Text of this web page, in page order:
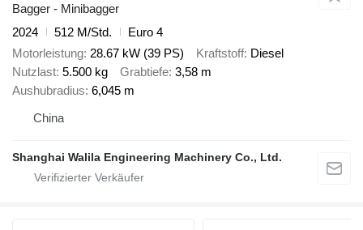
Bagger - Minibagger
2024
512 M/Std.
Euro 4
Motorleistung 28.67 kW (39 PS) Kraftstoff Diesel
Nutzlast 5.500 kg Grabtiefe 3,58 m
Aushubradius 6,045 m
China
Shanghai Walila Engineering Machinery Co., Ltd.